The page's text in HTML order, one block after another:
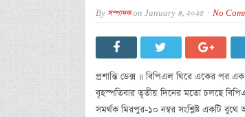
By সম্পাদকon January 4, 2025 No
প্রশান্তি ডেক্স ॥ বিপিএল ঘিরে একের
বৃহস্পতিবার তৃতীয় দিনের মতো চলছে
সমর্থক মিরপুর-১০ নম্বর সংশ্লিষ্ট একটি